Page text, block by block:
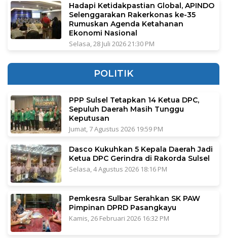
Hadapi Ketidakpastian Global, APINDO
Selenggarakan Rakerkonas ke-35
Rumuskan Agenda Ketahanan
Ekonomi Nasional
Selasa, 28 Juli 2026 21:30 PM
POLITIK
PPP Sulsel Tetapkan 14 Ketua DPC,
Sepuluh Daerah Masih Tunggu
Keputusan
Jumat, 7 Agustus 2026 19:59 PM
Dasco Kukuhkan 5 Kepala Daerah Jadi
Ketua DPC Gerindra di Rakorda Sulsel
Selasa, 4 Agustus 2026 18:16 PM
Pemkesra Sulbar Serahkan SK PAW
Pimpinan DPRD Pasangkayu
Kamis, 26 Februari 2026 16:32 PM